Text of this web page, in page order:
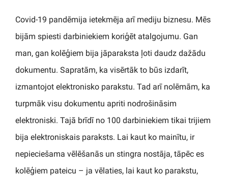
Covid-19 pandēmija ietekmēja arī mediju biznesu. Mēs
bijām spiesti darbiniekiem koriģēt atalgojumu. Gan
man, gan kolēģiem bija jāparaksta ļoti daudz dažādu
dokumentu. Sapratām, ka visērtāk to būs izdarīt,
izmantojot elektronisko parakstu. Tad arī nolēmām, ka
turpmāk visu dokumentu apriti nodrošināsim
elektroniski. Tajā brīdī no 100 darbiniekiem tikai trijiem
bija elektroniskais paraksts. Lai kaut ko mainītu, ir
nepieciešama vēlēšanās un stingra nostāja, tāpēc es
kolēģiem pateicu – ja vēlaties, lai kaut ko parakstu,